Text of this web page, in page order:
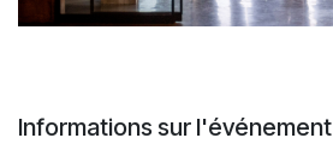
Informations sur l'événement